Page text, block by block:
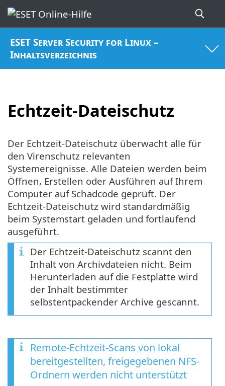
ESET Server Security for Linux –
Inhaltsverzeichnis
Echtzeit-Dateischutz
Der Echtzeit-Dateischutz überwacht alle für
den Virenschutz relevanten
Systemereignisse. Alle Dateien werden beim
Öffnen, Erstellen oder Ausführen auf Ihrem
Computer auf Schadcode geprüft. Der
Echtzeit-Dateischutz wird standardmäßig
beim Systemstart geladen und fortlaufend
ausgeführt.
Der Echtzeit-Dateischutz scannt den
Inhalt von Archivdateien nicht. Beim
Herunterladen auf die Festplatte wird
der Inhalt bestimmter
selbstentpackender Archive gescannt.
Remote-Echtzeit-Scans von lokal
bereitgestellten, freigegebenen NFS-
Ordnern werden nicht unterstützt